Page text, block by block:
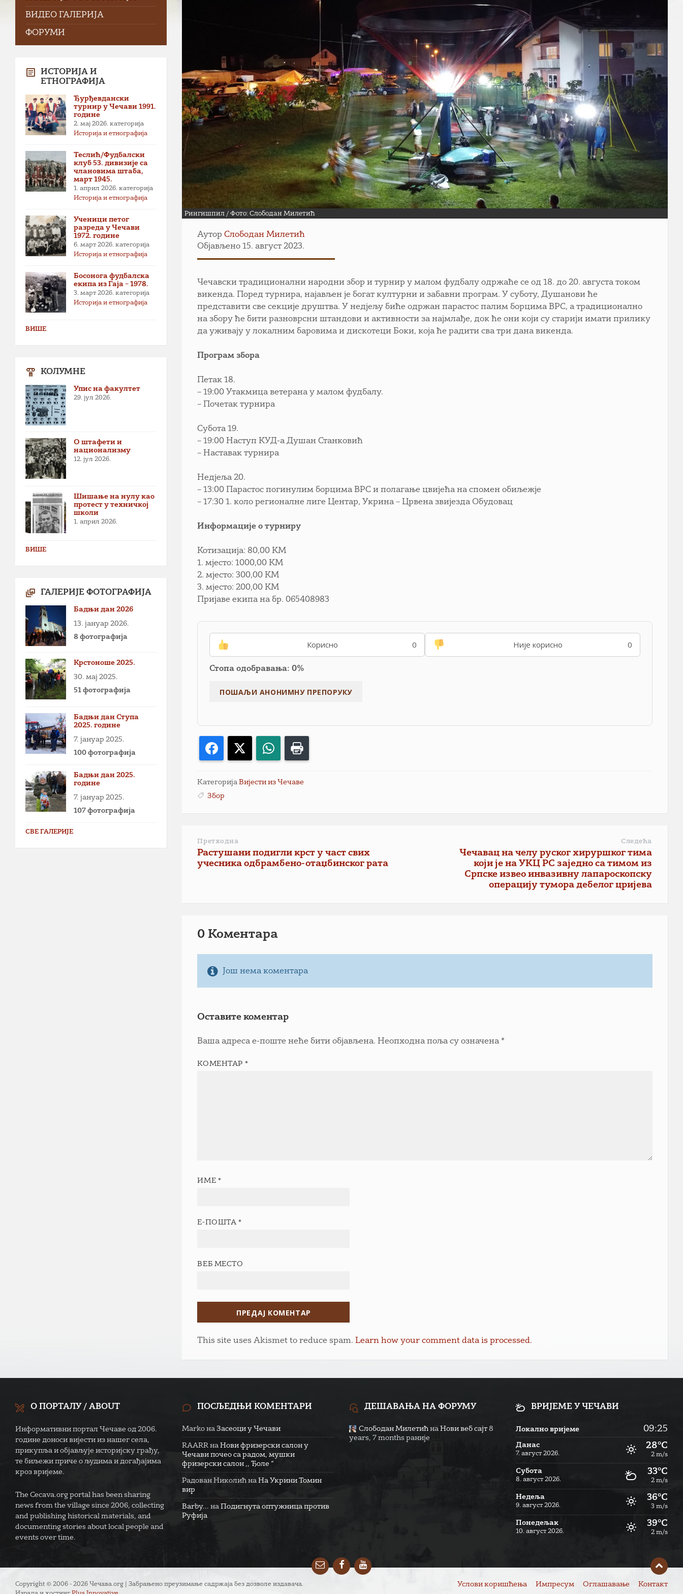
Рингишпил / Фото: Слободан Милетић
АуторСлободан Милетић
Објављено 15. август 2023.
Чечавски традиционални народни збор и турнир у малом фудбалу одржаће се од 18. до 20. августа током
викенда. Поред турнира, најављен је богат културни и забавни програм. У суботу, Душанови ће
представити све секције друштва. У недјељу биће одржан парастос палим борцима ВРС, а традиционално
на збору ће бити разноврсни штандови и активности за најмлађе, док ће они који су старији имати прилику
да уживају у локалним баровима и дискотеци Боки, која ће радити сва три дана викенда.
Програм збора
Петак 18.
– 19:00 Утакмица ветерана у малом фудбалу.
– Почетак турнира
Субота 19.
– 19:00 Наступ КУД-а Душан Станковић
– Наставак турнира
Недјеља 20.
– 13:00 Парастос погинулим борцима ВРС и полагање цвијећа на спомен обиљежје
– 17:30 1. коло регионалне лиге Центар, Укрина – Црвена звијезда Обудовац
Информације о турниру
Котизација: 80,00 КМ
1. мјесто: 1000,00 КМ
2. мјесто: 300,00 КМ
3. мјесто: 200,00 КМ
Пријаве екипа на бр. 065408983
Корисно 0 Није корисно 0
Стопа одобравања: 0%
Facebook WhatsApp
КатегоријаВијести из Чечаве
Збор
Претходна
Растушани подигли крст у част свих
учесника одбрамбено-отаџбинског рата
Следећа
Чечавац на челу руског хируршког тима
који је на УКЦ РС заједно са тимом из
Српске извео инвазивну лапароскопску
операцију тумора дебелог цријева
0 Коментарa
Још нема коментара
Оставите коментар
Ваша адреса е-поште неће бити објављена. Неопходна поља су означена*
КОМЕНТАР *
ИМЕ *
Е-ПОШТА *
ВЕБ МЕСТО
This site uses Akismet to reduce spam.Learn how your comment data is processed.
ВИДЕО ГАЛЕРИЈА
ФОРУМИ
ИСТОРИЈА И
ЕТНОГРАФИЈА
Ђурђевдански
турнир у Чечави 1991.
године
2. мај 2026. категорија
Историја и етнографија
Теслић/Фудбалски
клуб 53. дивизије са
члановима штаба,
март 1945.
1. април 2026. категорија
Историја и етнографија
Ученици петог
разреда у Чечави
1972. године
6. март 2026. категорија
Историја и етнографија
Босонога фудбалска
екипа из Гаја – 1978.
3. март 2026. категорија
Историја и етнографија
ВИШЕ
КОЛУМНЕ
Упис на факултет
29. јул 2026.
О штафети и
национализму
12. јул 2026.
Шишање на нулу као
протест у техничкој
школи
1. април 2026.
ВИШЕ
ГАЛЕРИЈЕ ФОТОГРАФИЈА
Бадњи дан 2026
13. јануар 2026.
8 фотографија
Крстоноше 2025.
30. мај 2025.
51 фотографија
Бадњи дан Ступа
2025. године
7. јануар 2025.
100 фотографија
Бадњи дан 2025.
године
7. јануар 2025.
107 фотографија
СВЕ ГАЛЕРИЈЕ
О ПОРТАЛУ / ABOUT
Информативни портал Чечаве од 2006.
године доноси вијести из нашег села,
прикупља и објављује историјску грађу,
те биљежи приче о људима и догађајима
кроз вријеме.
The Cecava.org portal has been sharing
news from the village since 2006, collecting
and publishing historical materials, and
documenting stories about local people and
events over time.
ПОСЉЕДЊИ КОМЕНТАРИ
Marko наЗасеоци у Чечави
RAARR наНови фризерски салон у
Чечави почео са радом, мушки
фризерски салон ,, Ђоле “
Радован Николић наНа Укрини Томин
вир
Barby... наПодигнута оптужница против
Руфија
ДЕШАВАЊА НА ФОРУМУ
Слободан Милетићна Нови веб сајт 8
years, 7 months раније
ВРИЈЕМЕ У ЧЕЧАВИ
Локално вријеме 09:25
Данас
7. август 2026.
28°C
2 m/s
Субота
8. август 2026.
33°C
2 m/s
Недеља
9. август 2026.
36°C
3 m/s
Понедељак
10. август 2026.
39°C
2 m/s
EmailFacebookYouTube
Услови коришћења Импресум Оглашавање Контакт
Copyright © 2006 - 2026 Чечава.org | Забрањено преузимање садржаја без дозволе издавача.